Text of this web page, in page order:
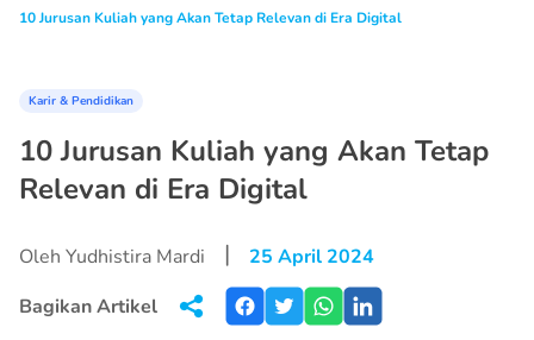
10 Jurusan Kuliah yang Akan Tetap Relevan di Era Digital
Karir & Pendidikan
10 Jurusan Kuliah yang Akan Tetap
Relevan di Era Digital
Oleh Yudhistira Mardi |
25 April 2024
Bagikan Artikel